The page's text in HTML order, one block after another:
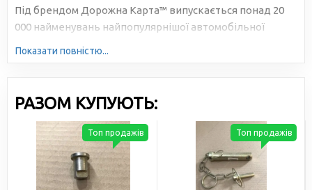
Під брендом Дорожна Карта™ випускається понад 20
000 найменувань найпопулярнішої автомобільної
Показати повністю...
РАЗОМ КУПУЮТЬ:
Топ продажів Топ продажів